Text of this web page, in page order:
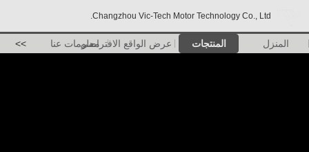
Changzhou Vic-Tech Motor Technology Co., Ltd.
المنزل المنتجات عرض الواقع الافتراضيمعلومات عنا >>